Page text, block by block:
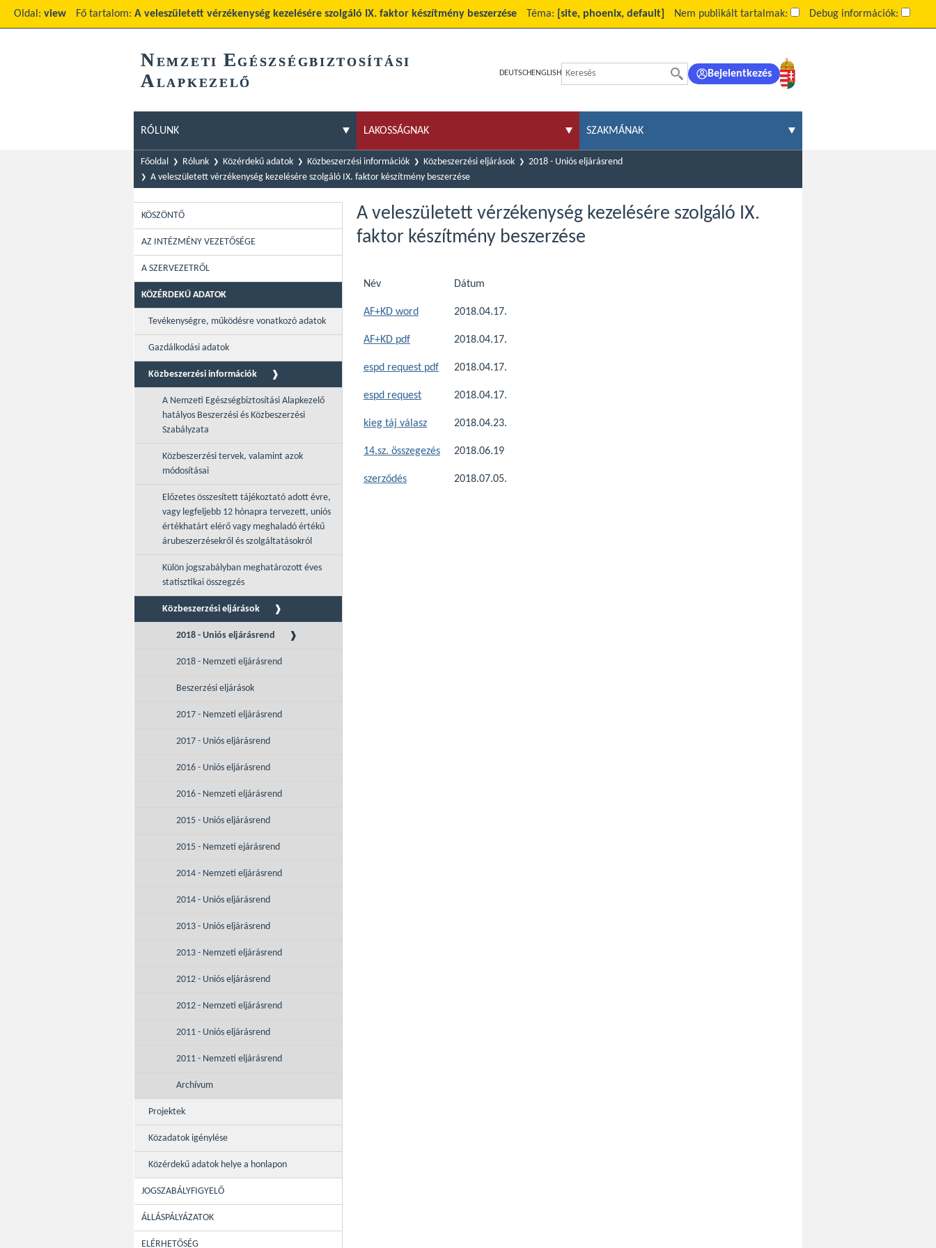
Oldal: view Fő tartalom: A veleszületett vérzékenység kezelésére szolgáló IX. faktor készítmény beszerzése Téma: [site, phoenix, default] Nem publikált tartalmak: Debug információk:
NEMZETI EGÉSZSÉGBIZTOSÍTÁSI
ALAPKEZELŐ
DEUTSCH ENGLISH Bejelentkezés
RÓLUNK LAKOSSÁGNAK SZAKMÁNAK
Főoldal Rólunk Közérdekű adatok Közbeszerzési információk Közbeszerzési eljárások
2018 - Uniós eljárásrend
A veleszületett vérzékenység kezelésére szolgáló IX. faktor készítmény beszerzése
KÖSZÖNTŐ
AZ INTÉZMÉNY VEZETŐSÉGE
A SZERVEZETRŐL
KÖZÉRDEKŰ ADATOK
Tevékenységre, működésre vonatkozó adatok
Gazdálkodási adatok
Közbeszerzési információk
A Nemzeti Egészségbiztosítási Alapkezelő
hatályos Beszerzési és Közbeszerzési
Szabályzata
Közbeszerzési tervek, valamint azok
módosításai
Előzetes összesített tájékoztató adott évre,
vagy legfeljebb 12 hónapra tervezett, uniós
értékhatárt elérő vagy meghaladó értékű
árubeszerzésekről és szolgáltatásokról
Külön jogszabályban meghatározott éves
statisztikai összegzés
Közbeszerzési eljárások
2018 - Uniós eljárásrend
2018 - Nemzeti eljárásrend
Beszerzési eljárások
2017 - Nemzeti eljárásrend
2017 - Uniós eljárásrend
2016 - Uniós eljárásrend
2016 - Nemzeti eljárásrend
2015 - Uniós eljárásrend
2015 - Nemzeti ejárásrend
2014 - Nemzeti eljárásrend
2014 - Uniós eljárásrend
2013 - Uniós eljárásrend
2013 - Nemzeti eljárásrend
2012 - Uniós eljárásrend
2012 - Nemzeti eljárásrend
2011 - Uniós eljárásrend
2011 - Nemzeti eljárásrend
Archívum
Projektek
Közadatok igénylése
Közérdekű adatok helye a honlapon
JOGSZABÁLYFIGYELŐ
ÁLLÁSPÁLYÁZATOK
ELÉRHETŐSÉG
A veleszületett vérzékenység kezelésére szolgáló IX.
faktor készítmény beszerzése
Név Dátum
AF+KD word 2018.04.17.
AF+KD pdf 2018.04.17.
espd request pdf 2018.04.17.
espd request 2018.04.17.
kieg táj válasz 2018.04.23.
14.sz. összegezés 2018.06.19
szerződés 2018.07.05.